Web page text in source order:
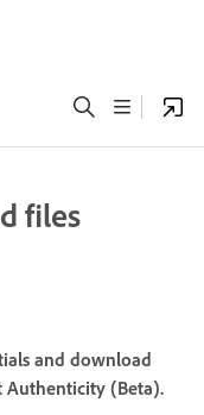
files
and download
Authenticity (Beta).